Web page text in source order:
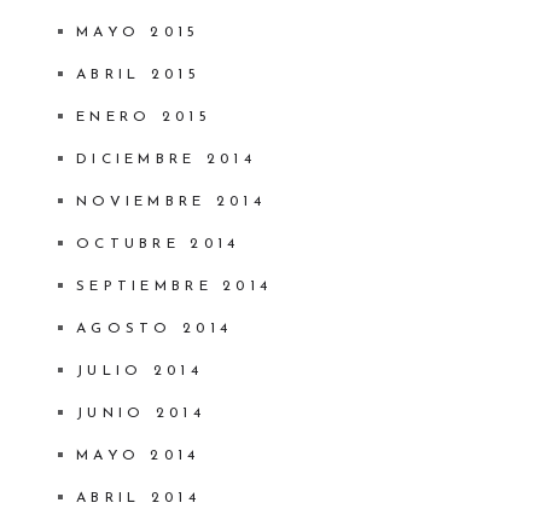
MAYO 2015
ABRIL 2015
ENERO 2015
DICIEMBRE 2014
NOVIEMBRE 2014
OCTUBRE 2014
SEPTIEMBRE 2014
AGOSTO 2014
JULIO 2014
JUNIO 2014
MAYO 2014
ABRIL 2014